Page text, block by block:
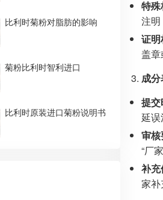
比利时菊粉对脂肪的影响
菊粉比利时智利进口
比利时原装进口菊粉说明书
特
注明
证明
盖
成
提
延
审
“厂
补
家